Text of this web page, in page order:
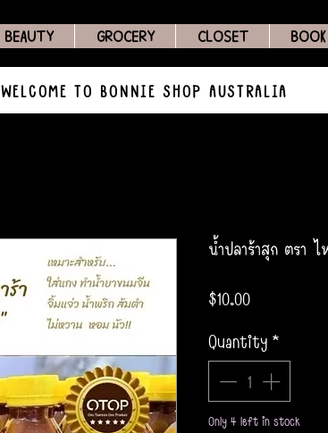
BEAUTY GROCERY CLOSET BOOK
WELCOME TO BONNIE SHOP AUSTRALIA
น้ำปลาร้าสุก ตรา
$10.00Price
Quantity*
Only 4 left in stock